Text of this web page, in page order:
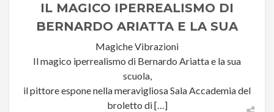
IL MAGICO IPERREALISMO DI
BERNARDO ARIATTA E LA SUA
SCUOLA AL BROLETTO DI NOVARA
Magiche Vibrazioni
Il magico iperrealismo di Bernardo Ariatta e la sua
scuola,
il pittore espone nella meravigliosa Sala Accademia del
broletto di […]